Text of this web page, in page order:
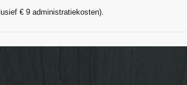
€ 9 administratiekosten).